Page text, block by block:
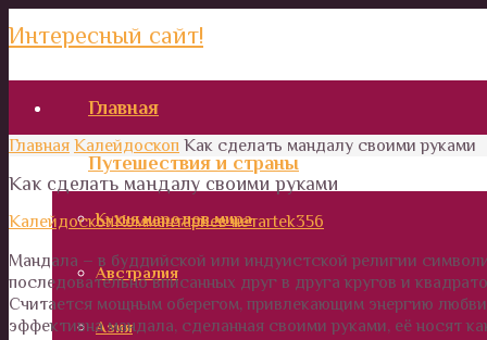
Интересный сайт!
Главная
Путешествия и страны
Кухня народов мира
Австралия
Азия
Главная Калейдоскоп Как сделать мандалу своими руками
Как сделать мандалу своими руками
КалейдоскопКомментариев нетartek356
Мандала – в буддийской или индуистской религии
последовательно вписанных друг в друга кругов и
Считается мощным оберегом, привлекающим энергию
эффективна мандала, сделанная своими руками, её носят